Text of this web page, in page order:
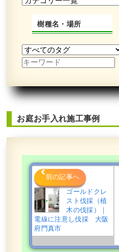
樹種名・場所
お庭お手入れ施工事例
前の記事へ
ゴールドクレ
スト伐採（植
木の伐採）｜
電線に注意し伐採 大阪
府門真市